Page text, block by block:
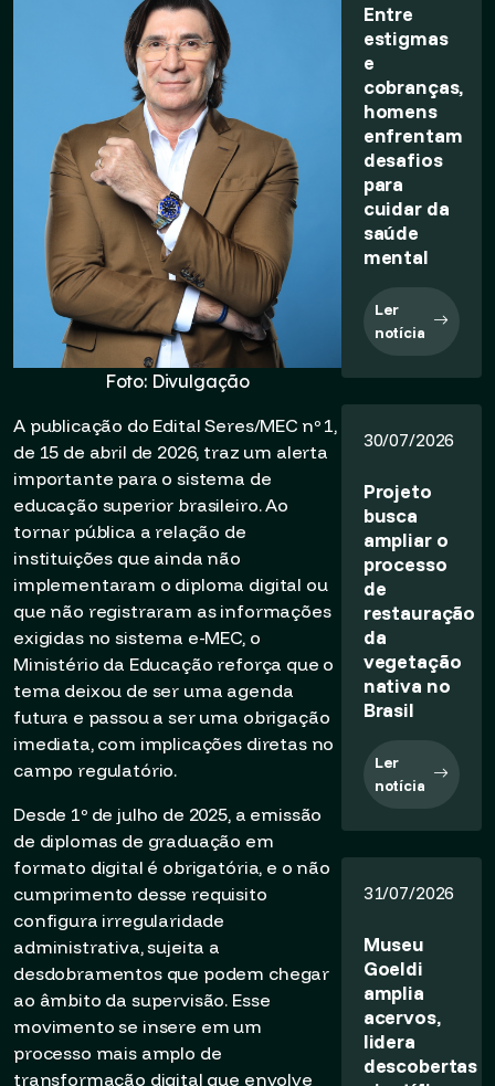
Foto: Divulgação
A publicação do Edital Seres/MEC nº 1,
de 15 de abril de 2026, traz um alerta
importante para o sistema de
educação superior brasileiro. Ao
tornar pública a relação de
instituições que ainda não
implementaram o diploma digital ou
que não registraram as informações
exigidas no sistema e-MEC, o
Ministério da Educação reforça que o
tema deixou de ser uma agenda
futura e passou a ser uma obrigação
imediata, com implicações diretas no
campo regulatório.
Desde 1º de julho de 2025, a emissão
de diplomas de graduação em
formato digital é obrigatória, e o não
cumprimento desse requisito
configura irregularidade
administrativa, sujeita a
desdobramentos que podem chegar
ao âmbito da supervisão. Esse
movimento se insere em um
processo mais amplo de
transformação digital que envolve
Entre
estigmas
e
cobranças,
homens
enfrentam
desafios
para
cuidar da
saúde
mental
Ler
notícia
30/07/2026
Projeto
busca
ampliar o
processo
de
restauração
da
vegetação
nativa no
Brasil
Ler
notícia
31/07/2026
Museu
Goeldi
amplia
acervos,
lidera
descobertas